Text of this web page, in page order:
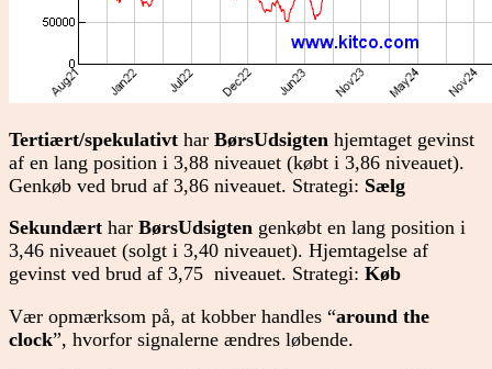
Tertiært/spekulativt har BørsUdsigten hjemtaget gevinst
af en lang position i 3,88 niveauet (købt i 3,86 niveauet).
Genkøb ved brud af 3,86 niveauet. Strategi: Sælg
Sekundært har BørsUdsigten genkøbt en lang position i
3,46 niveauet (solgt i 3,40 niveauet). Hjemtagelse af
gevinst ved brud af 3,75 niveauet. Strategi: Køb
Vær opmærksom på, at kobber handles “around the
clock”, hvorfor signalerne ændres løbende.